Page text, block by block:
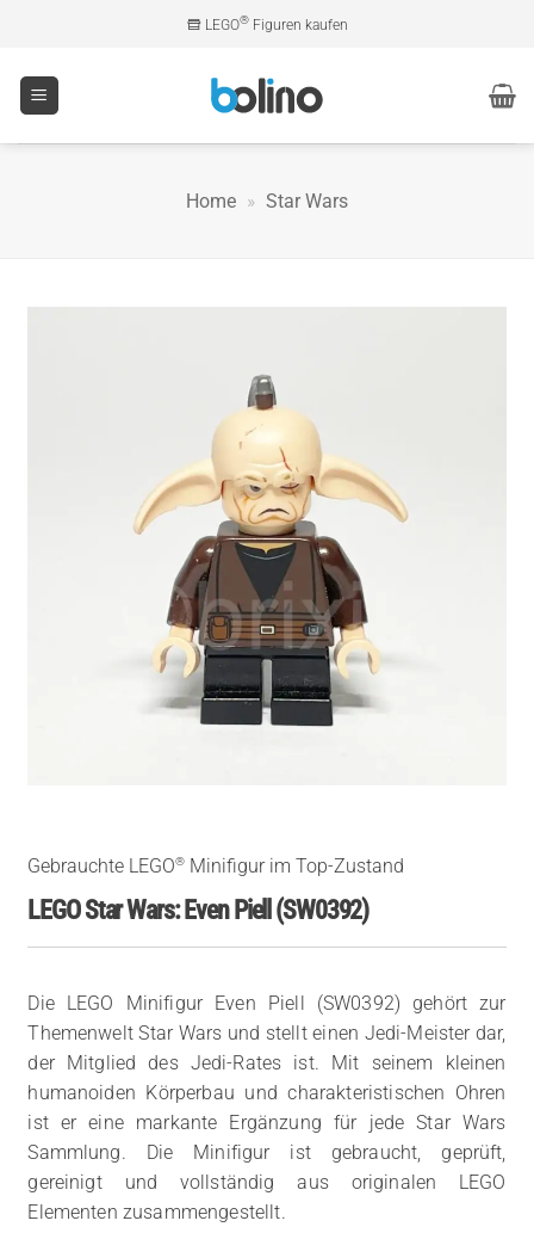
springen
LEGO®Figuren kaufen
Home » Star Wars
Gebrauchte LEGO® Minifigur im Top-Zustand
LEGO Star Wars: Even Piell (SW0392)
Die LEGO Minifigur Even Piell (SW0392) gehört zur
Themenwelt Star Wars und stellt einen Jedi-Meister dar,
der Mitglied des Jedi-Rates ist. Mit seinem kleinen
humanoiden Körperbau und charakteristischen Ohren
ist er eine markante Ergänzung für jede Star Wars
Sammlung. Die Minifigur ist gebraucht, geprüft,
gereinigt und vollständig aus originalen LEGO
Elementen zusammengestellt.